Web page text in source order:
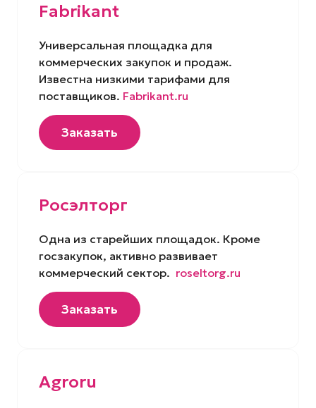
Fabrikant
Универсальная площадка для
коммерческих закупок и продаж.
Известна низкими тарифами для
поставщиков. Fabrikant.ru
Заказать
Росэлторг
Одна из старейших площадок. Кроме
госзакупок, активно развивает
коммерческий сектор. roseltorg.ru
Заказать
Agroru